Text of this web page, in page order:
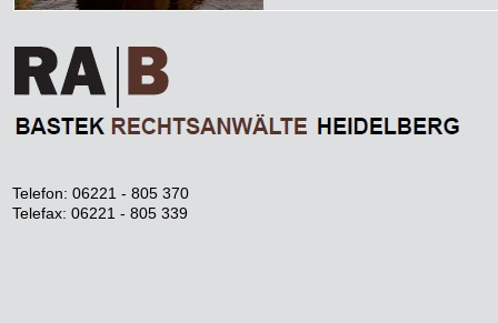
Telefon: 06221 - 805 370
Telefax: 06221 - 805 339